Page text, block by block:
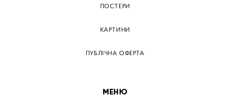
ПОСТЕРИ
КАРТИНИ
ПУБЛІЧНА ОФЕРТА
МЕНЮ